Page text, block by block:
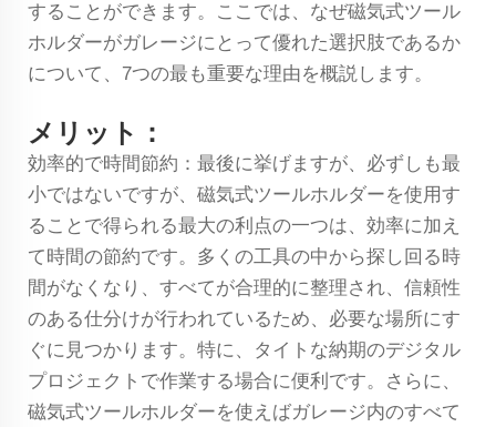
することができます。ここでは、なぜ磁気式ツール
ホルダーがガレージにとって優れた選択肢であるか
について、7つの最も重要な理由を概説します。
メリット：
効率的で時間節約：最後に挙げますが、必ずしも最
小ではないですが、磁気式ツールホルダーを使用す
ることで得られる最大の利点の一つは、効率に加え
て時間の節約です。多くの工具の中から探し回る時
間がなくなり、すべてが合理的に整理され、信頼性
のある仕分けが行われているため、必要な場所にす
ぐに見つかります。特に、タイトな納期のデジタル
プロジェクトで作業する場合に便利です。さらに、
磁気式ツールホルダーを使えばガレージ内のすべて